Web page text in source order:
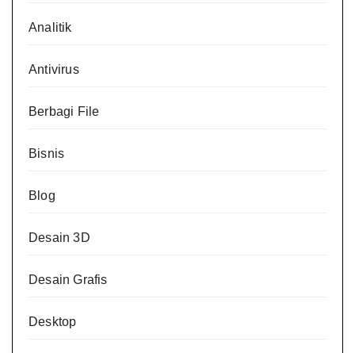
Analitik
Antivirus
Berbagi File
Bisnis
Blog
Desain 3D
Desain Grafis
Desktop